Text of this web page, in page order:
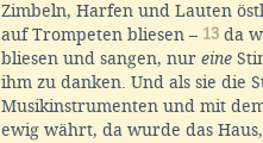
Zimbeln, Harfen und Lauten
auf Trompeten bliesen – 13 da
bliesen und sangen, nur eine
ihm zu danken. Und als sie die
Musikinstrumenten und mit
ewig währt, da wurde das Haus,